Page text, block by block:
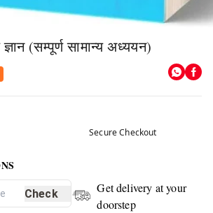
(सम्पूर्ण सामान्य अध्ययन)
Secure Checkout
Check
Get delivery at your
doorstep